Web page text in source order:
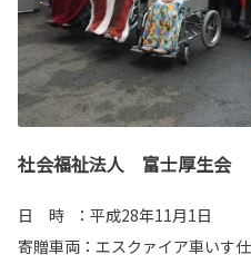
社会福祉法人 富士厚生会
日 時 ：平成28年11月1日
寄贈車両：エスクァイア車いす